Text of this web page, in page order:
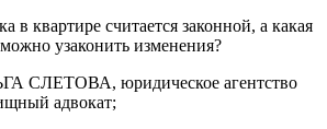
в квартире считается законной, а какая
узаконить изменения?
СЛЕТОВА, юридическое агентство
адвокат;